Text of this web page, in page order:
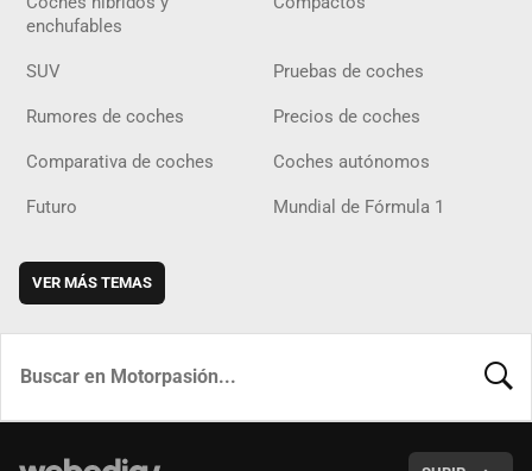
enchufables
SUV Pruebas de coches
Rumores de coches Precios de coches
Comparativa de coches Coches autónomos
Futuro Mundial de Fórmula 1
VER MÁS TEMAS